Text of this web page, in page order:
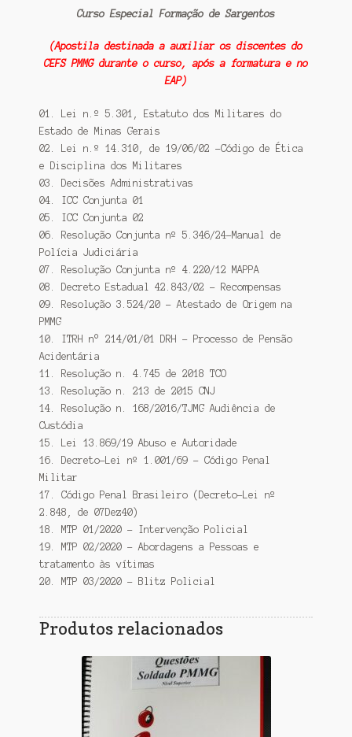
Curso Especial Formação de Sargentos
(Apostila destinada a auxiliar os discentes do
CEFS PMMG durante o curso, após a formatura e no
EAP)
01. Lei n.º 5.301, Estatuto dos Militares do
Estado de Minas Gerais
02. Lei n.º 14.310, de 19/06/02 -Código de Ética
e Disciplina dos Militares
03. Decisões Administrativas
04. ICC Conjunta 01
05. ICC Conjunta 02
06. Resolução Conjunta nº 5.346/24-Manual de
Polícia Judiciária
07. Resolução Conjunta nº 4.220/12 MAPPA
08. Decreto Estadual 42.843/02 – Recompensas
09. Resolução 3.524/20 – Atestado de Origem na
PMMG
10. ITRH n° 214/01/01 DRH – Processo de Pensão
Acidentária
11. Resolução n. 4.745 de 2018 TCO
13. Resolução n. 213 de 2015 CNJ
14. Resolução n. 168/2016/TJMG Audiência de
Custódia
15. Lei 13.869/19 Abuso e Autoridade
16. Decreto-Lei nº 1.001/69 – Código Penal
Militar
17. Código Penal Brasileiro (Decreto-Lei nº
2.848, de 07Dez40)
18. MTP 01/2020 – Intervenção Policial
19. MTP 02/2020 – Abordagens a Pessoas e
tratamento às vítimas
20. MTP 03/2020 – Blitz Policial
Produtos relacionados